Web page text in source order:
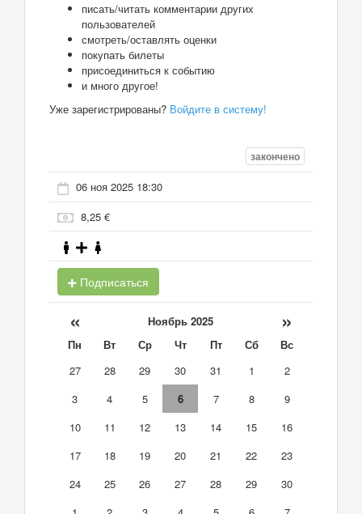
писать/читать комментарии других
пользователей
смотреть/оставлять оценки
покупать билеты
присоединиться к событию
и много другое!
Уже зарегистрированы? Войдите в систему!
закончено
06 ноя 2025 18:30
8,25 €
Подписаться
« Ноябрь 2025 »
Пн Вт Ср Чт Пт Сб
Вс
27
28 29 30 31 1
2
3
4 5 6 7 8
9
10
11 12 13 14 15
16
17
18 19 20 21 22
23
24
25 26 27 28 29
30